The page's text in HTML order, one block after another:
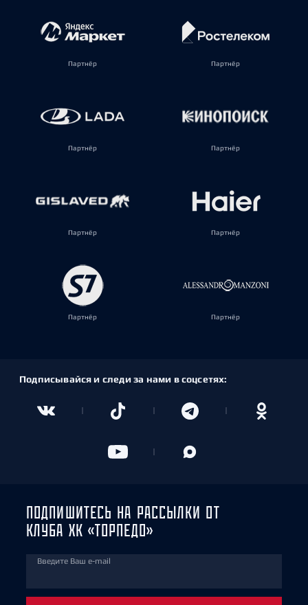
Партнёр Партнёр
Партнёр Партнёр
Партнёр Партнёр
Партнёр Партнёр
Подписывайся и следи за нами в соцсетях:
ПОДПИШИТЕСЬ НА РАССЫЛКИ ОТ
КЛУБА ХК «ТОРПЕДО»
Введите Ваш e-mail